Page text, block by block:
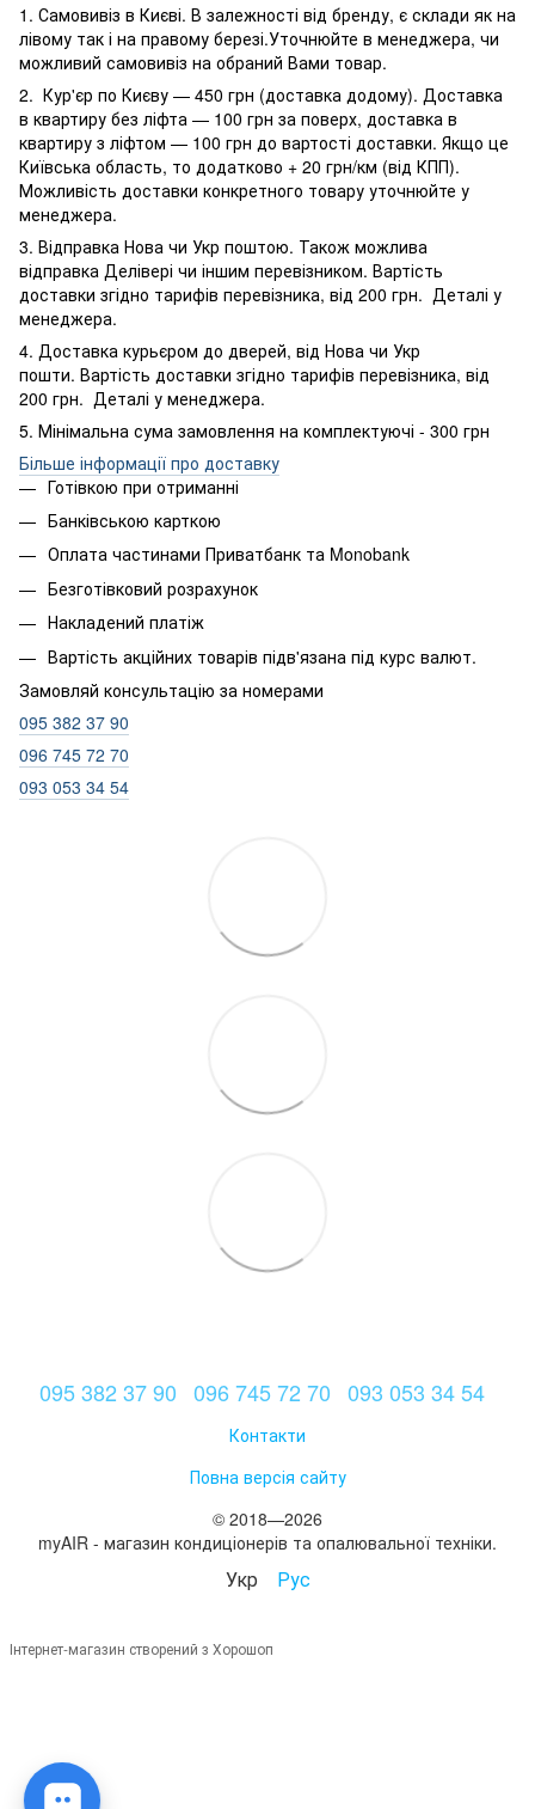
1. Самовивіз в Києві. В залежності від бренду, є склади як на
лівому так і на правому березі.Уточнюйте в менеджера, чи
можливий самовивіз на обраний Вами товар.
2. Кур'єр по Києву — 450 грн (доставка додому). Доставка
в квартиру без ліфта — 100 грн за поверх, доставка в
квартиру з ліфтом — 100 грн до вартості доставки. Якщо це
Київська область, то додатково + 20 грн/км (від КПП).
Можливість доставки конкретного товару уточнюйте у
менеджера.
3. Відправка Нова чи Укр поштою. Також можлива
відправка Делівері чи іншим перевізником. Вартість
доставки згідно тарифів перевізника, від 200 грн. Деталі у
менеджера.
4. Доставка курьєром до дверей, від Нова чи Укр
пошти. Вартість доставки згідно тарифів перевізника, від
200 грн. Деталі у менеджера.
5. Мінімальна сума замовлення на комплектуючі - 300 грн
Більше інформації про доставку
Готівкою при отриманні
Банківською карткою
Оплата частинами Приватбанк та Monobank
Безготівковий розрахунок
Накладений платіж
Вартість акційних товарів підв'язана під курс валют.
Замовляй консультацію за номерами
095 382 37 90
096 745 72 70
093 053 34 54
095 382 37 90 096 745 72 70 093 053 34 54
Контакти
Повна версія сайту
© 2018—2026
myAIR - магазин кондиціонерів та опалювальної техніки.
Укр Рус
Інтернет-магазин створений з Хорошоп